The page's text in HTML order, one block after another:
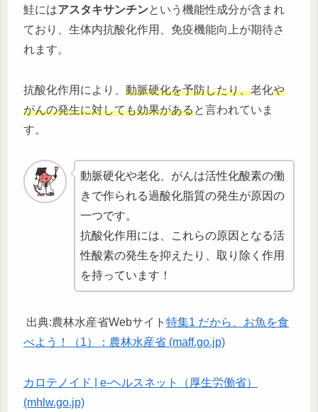
鮭にはアスタキサンチンという機能性成分が含まれ
ており、生体内抗酸化作用、免疫機能向上が期待さ
れます。
抗酸化作用により、 動脈硬化を予防したり、老化や
がんの発生に対しても効果があると言われていま
す。
動脈硬化や老化、がんは活性化酸素の働
きで作られる過酸化脂質の発生が原因の
一つです。
抗酸化作用には、これらの原因となる活
性酸素の発生を抑えたり、取り除く作用
を持っています！
出典:農林水産省Webサイト 特集1 だから、お魚を食
べよう！（1）：農林水産省 (maff.go.jp)
カロテノイド | e-ヘルスネット（厚生労働省）
(mhlw.go.jp)